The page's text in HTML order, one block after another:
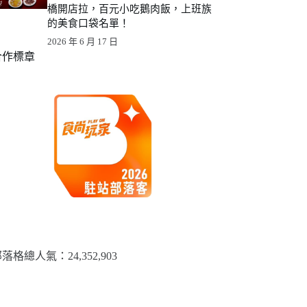
橋開店拉，百元小吃鵝肉飯，上班族
的美食口袋名單！
2026 年 6 月 17 日
作標章
格總人氣：​24,352,903